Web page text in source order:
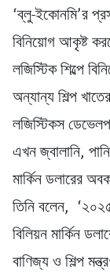
‘ব্লু-ইকোনমি’র
বিনিয়োগ আকৃষ্ট
লজিস্টিক শিল্পে
অন্যান্য শিল্প
লজিস্টিকস
এখন জ্বালানি,
মার্কিন ডলারের
তিনি বলেন,
বিলিয়ন মার্কিন
বাণিজ্য ও শিল্প